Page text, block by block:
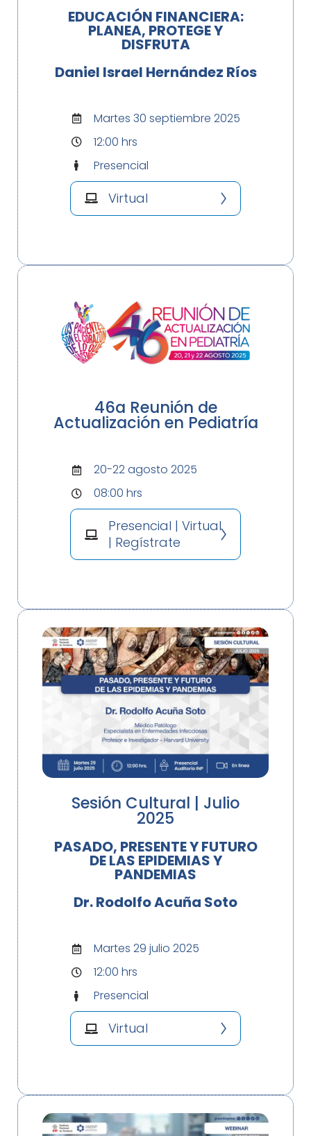
EDUCACIÓN FINANCIERA:
PLANEA, PROTEGE Y
DISFRUTA
Daniel Israel Hernández Ríos
Martes 30 septiembre 2025
12:00 hrs
Presencial
Virtual
46a Reunión de
Actualización en Pediatría
20-22 agosto 2025
08:00 hrs
Presencial | Virtual
| Regístrate
Sesión Cultural | Julio
2025
PASADO, PRESENTE Y FUTURO
DE LAS EPIDEMIAS Y
PANDEMIAS
Dr. Rodolfo Acuña Soto
Martes 29 julio 2025
12:00 hrs
Presencial
Virtual